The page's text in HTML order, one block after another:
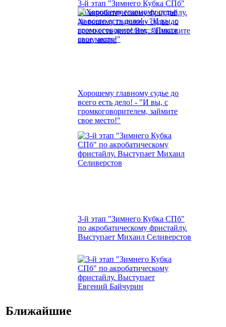
Ближайшие
3-й этап "Зимнего Кубка СПб"
по акробатическому фристайлу.
Хорошему главному судье до
всего есть дело! Вот: "Покажите
вашу аккре
Хорошему главному судье до
всего есть дело! - "И вы, с
громкоговорителем, займите
свое место!"
3-й этап "Зимнего Кубка СПб"
по акробатическому фристайлу.
Выступает Михаил Селиверстов